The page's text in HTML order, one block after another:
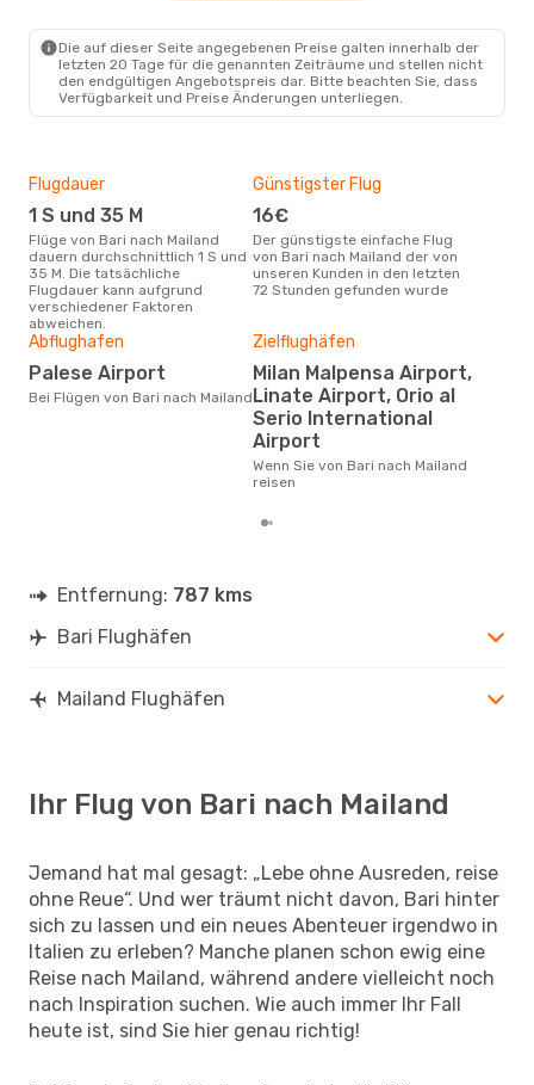
Die auf dieser Seite angegebenen Preise galten innerhalb der
letzten 20 Tage für die genannten Zeiträume und stellen nicht
den endgültigen Angebotspreis dar. Bitte beachten Sie, dass
Verfügbarkeit und Preise Änderungen unterliegen.
Flugdauer
1 S und 35 M
Flüge von Bari nach Mailand
dauern durchschnittlich 1 S und
35 M. Die tatsächliche
Flugdauer kann aufgrund
verschiedener Faktoren
abweichen.
Günstigster Flug
16€
Der günstigste einfache Flug
von Bari nach Mailand der von
unseren Kunden in den letzten
72 Stunden gefunden wurde
Abflughafen
Palese Airport
Bei Flügen von Bari nach Mailand
Zielflughäfen
Milan Malpensa Airport,
Linate Airport, Orio al
Serio International
Airport
Wenn Sie von Bari nach Mailand
reisen
Entfernung: 787 kms
Bari Flughäfen
Mailand Flughäfen
Ihr Flug von Bari nach Mailand
Jemand hat mal gesagt: „Lebe ohne Ausreden, reise
ohne Reue“. Und wer träumt nicht davon, Bari hinter
sich zu lassen und ein neues Abenteuer irgendwo in
Italien zu erleben? Manche planen schon ewig eine
Reise nach Mailand, während andere vielleicht noch
nach Inspiration suchen. Wie auch immer Ihr Fall
heute ist, sind Sie hier genau richtig!